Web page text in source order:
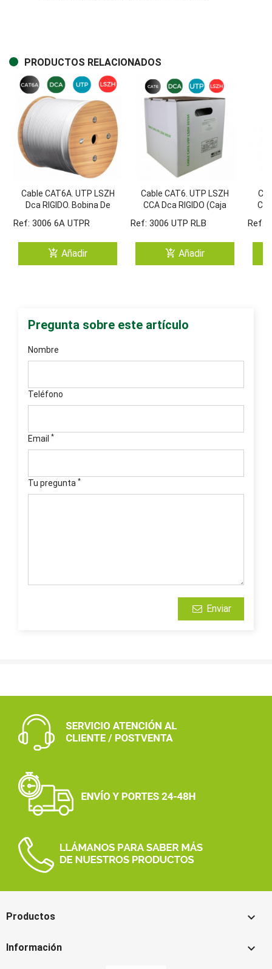
PRODUCTOS RELACIONADOS
Cable CAT6A. UTP LSZH
Dca RIGIDO. Bobina De
Ref: 3006 6A UTPR
add_shopping_cart Añadir
Cable CAT6. UTP LSZH
CCA Dca RIGIDO (Caja
Ref: 3006 UTP RLB
add_shopping_cart Añadir
Ref:
Pregunta sobre este artículo
Nombre
Teléfono
Email *
Tu pregunta *
Enviar
Productos 
Información 